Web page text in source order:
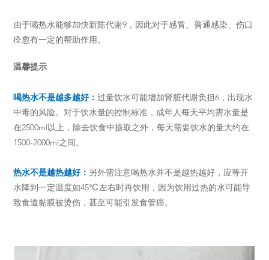
由于喝热水能够加快新陈代谢9，因此对于感冒、普通感染、伤口
痊愈有一定的帮助作用。
温馨提示
喝热水不是越多越好：过量饮水可能增加肾脏代谢负担6，出现水
中毒的风险。对于饮水量的控制标准，成年人每天平均需水量是
在2500ml以上，除去饮食中摄取之外，每天需要饮水的量大约在
1500-2000ml之间。
热水不是越热越好： 另外需注意喝热水并不是越热越好，应等开
水降到一定温度如45℃左右时再饮用，因为饮用过热的水可能导
致食道黏膜被烫伤，甚至可能引发食管癌。